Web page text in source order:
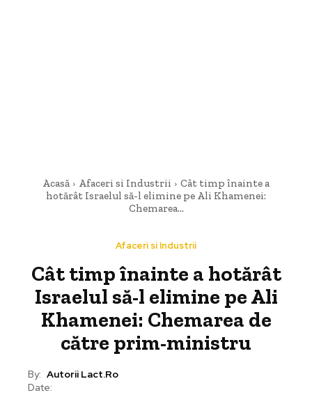
Acasă Afaceri si Industrii
Cât timp înainte a
hotărât Israelul să-l elimine pe Ali Khamenei:
Chemarea...
Afaceri si Industrii
Cât timp înainte a hotărât
Israelul să-l elimine pe Ali
Khamenei: Chemarea de
către prim-ministru
By: Autorii Lact.ro
Date: